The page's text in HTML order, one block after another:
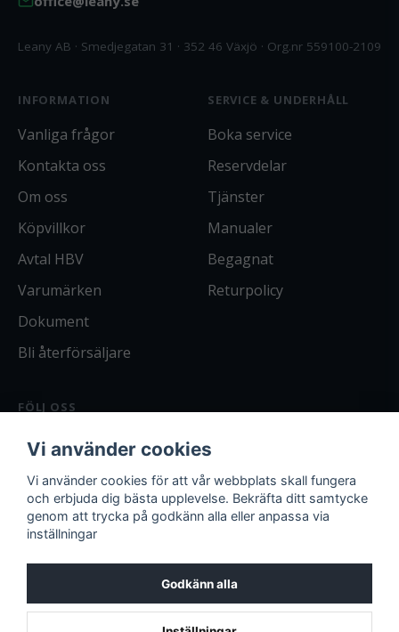
Leany AB · Smedjegatan 31 · 352 46 Växjö · Org.nr 559100-2109
INFORMATION
Vanliga frågor
Kontakta oss
Om oss
Köpvillkor
Avtal HBV
Varumärken
Dokument
Bli återförsäljare
SERVICE & UNDERHÅLL
Boka service
Reservdelar
Tjänster
Manualer
Begagnat
Returpolicy
FÖLJ OSS
Facebook
Instagram
Bli kund
Logga in
Vi använder cookies
Vi använder cookies för att vår webbplats skall fungera
och erbjuda dig bästa upplevelse. Bekräfta ditt samtycke
genom att trycka på godkänn alla eller anpassa via
inställningar
Godkänn alla